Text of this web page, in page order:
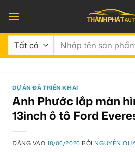
qua
nội
dung
Tìm
DỰ ÁN ĐÃ TRIỂN KHAI
Anh Phước lắp màn
13inch ô tô Ford
ĐĂNG VÀO18/06/2026 BỞI NGUYỄN